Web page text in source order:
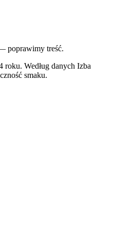
poprawimy treść.
Według danych Izba
smaku.